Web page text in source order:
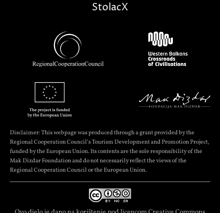
StolacX
Disclaimer: This webpage was produced through a grant provided by the
Regional Cooperation Council’s Tourism Development and Promotion Project,
funded by the European Union. Its contents are the sole responsibility of the
Mak Dizdar Foundation and do not necessarily reflect the views of the
Regional Cooperation Council or the European Union.